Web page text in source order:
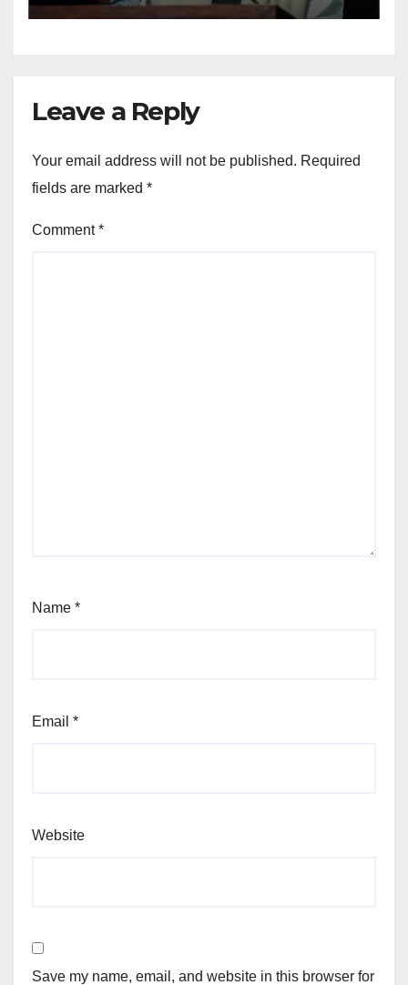
Leave a Reply
Your email address will not be published. Required
fields are marked *
Comment*
Name *
Email *
Website
Save my name, email, and website in this browser for